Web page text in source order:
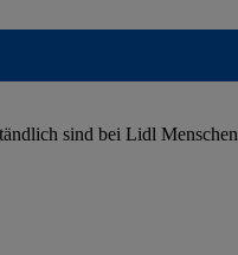
sind bei Lidl